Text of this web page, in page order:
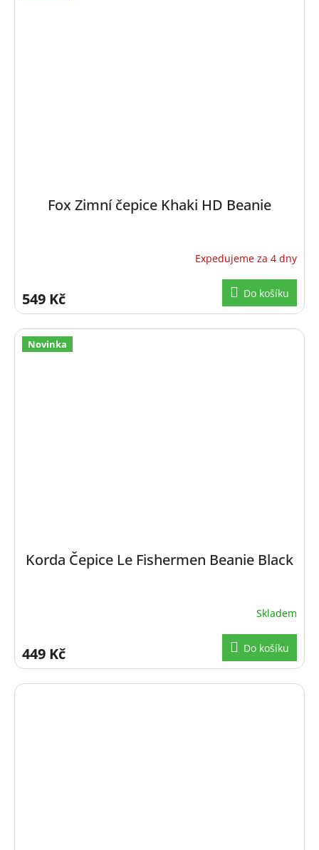
Fox Zimní čepice Khaki HD Beanie
Expedujeme za 4 dny
549 Kč Do košíku
Novinka
Korda Čepice Le Fishermen Beanie Black
Skladem
449 Kč Do košíku